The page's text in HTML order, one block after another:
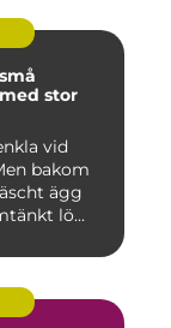
stor
vid
bakom
ägg
lö...